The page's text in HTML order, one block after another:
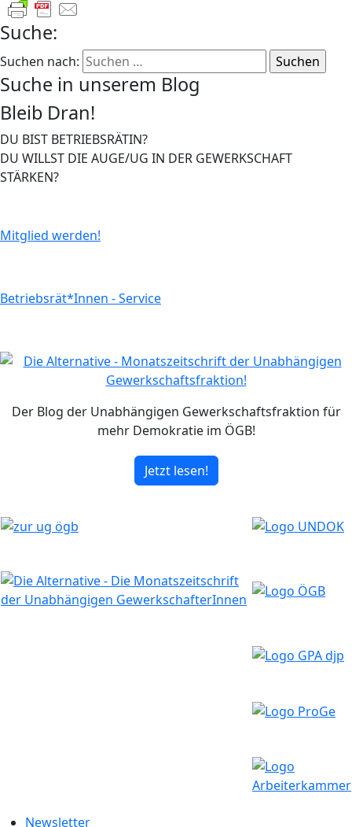
Suche:
Suchen nach:
Suche in unserem Blog
Bleib Dran!
DU BIST BETRIEBSRÄTIN?
DU WILLST DIE AUGE/UG IN DER GEWERKSCHAFT
STÄRKEN?
Mitglied werden!
Betriebsrät*Innen - Service
Der Blog der Unabhängigen Gewerkschaftsfraktion für
mehr Demokratie im ÖGB!
Jetzt lesen!
Newsletter